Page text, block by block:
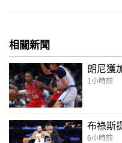
相關新聞
朗尼獲
1小時前
布祿斯
6小時前